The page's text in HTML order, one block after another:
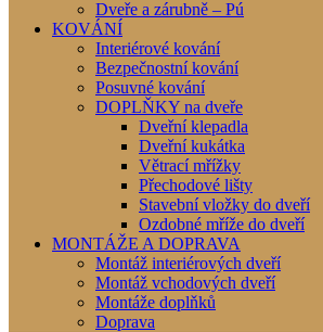
Dveře a zárubně – Pú
KOVÁNÍ
Interiérové kování
Bezpečnostní kování
Posuvné kování
DOPLŇKY na dveře
Dveřní klepadla
Dveřní kukátka
Větrací mřížky
Přechodové lišty
Stavební vložky do dveří
Ozdobné mříže do dveří
MONTÁŽE A DOPRAVA
Montáž interiérových dveří
Montáž vchodových dveří
Montáže doplňků
Doprava